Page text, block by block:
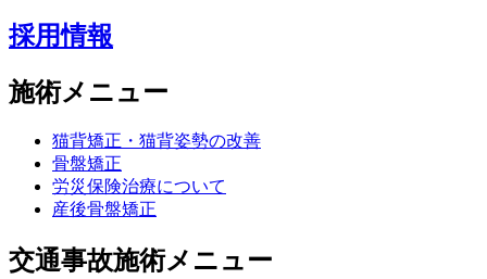
採用情報
施術メニュー
猫背矯正・猫背姿勢の改善
骨盤矯正
労災保険治療について
産後骨盤矯正
交通事故施術メニュー